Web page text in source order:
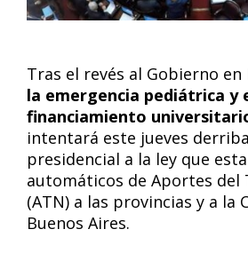
Tras el revés al Gobierno en
la emergencia pediátrica y
financiamiento
intentará este jueves
presidencial a la ley que
automáticos de Aportes del
(ATN) a las provincias y a la
Buenos Aires.